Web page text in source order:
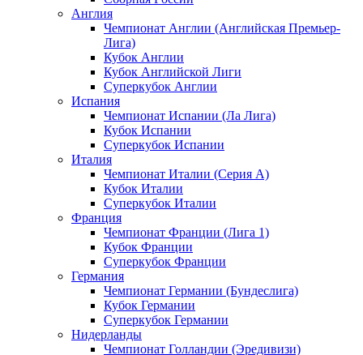
Англия
Чемпионат Англии (Английская Премьер-
Лига)
Кубок Англии
Кубок Английской Лиги
Суперкубок Англии
Испания
Чемпионат Испании (Ла Лига)
Кубок Испании
Суперкубок Испании
Италия
Чемпионат Италии (Серия А)
Кубок Италии
Суперкубок Италии
Франция
Чемпионат Франции (Лига 1)
Кубок Франции
Суперкубок Франции
Германия
Чемпионат Германии (Бундеслига)
Кубок Германии
Суперкубок Германии
Нидерланды
Чемпионат Голландии (Эредивизи)